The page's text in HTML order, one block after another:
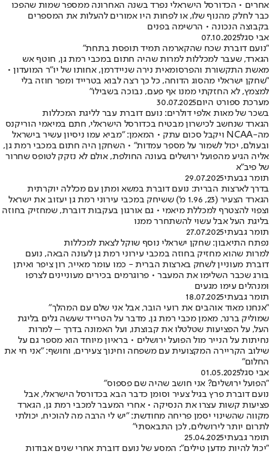
אחרים • הכדורסל הישראלי נפרד בשנה האחרונה ממספר שמות שהפכו
כבר לחלק מהנוף שלו, או לפחות היו אמורים להעלות את המספרים
בקבוצה הנכונה • הרשימה בפנים
אבי סגל07.10.2025
"נועם דוברת שכח שהקארמה תמיד תופסת בתחת"
הגארד, שעבר למכללות למרות שהיה חתום במכבי רמת גן, חוטף אש
מאשת התקשורת והפרסומאית נירה שניידרמן, אחותו של יו"ר המועדון •
"שחקן ישראלי מהסוג הדוחה, כל כך רצה לבוא בטרייד ומפר חוזה בלי
למצמץ, לא החזקתי ממנו אף פעם, נבוכה בשבילו"
מערכת ספורט היום30.07.2025
בשכר של מאות אלפי דולרים: נועם דוברת עבר לליגת המכללות
הגארד שנחשב לכישרון מבטיח בכדורסל הישראלי, חתם במיאמי הוריקנס
מה-NCAA ויקבל סכום עתק • המאמן: "מביא עמו ניסיון עשיר בישראל
ובעולם, יכול לשמור על מספר עמדות" • השחקן היה חתום במכבי רמת גן,
אליה הגיע מהפועל ירושלים בעונה החולפת, אולם לא נזקק לטופס שחרור
של פיב"א
תומר גבעתי29.07.2025
בדרך לארצות הברית: נועם דוברת במשא ומתן עם מכללה יוקרתית
הגארד הצעיר (23, 1.96 מ') ששיחק במכבי עירוני רמת גן יעזוב את ישראל
וצפוי להצטרף למכללת מיאמי • גם אורגון בעקבות דוברת, שמחזיק בחוזה
בליגת העל אבל עשוי להשתחרר ממנו
תומר גבעתי27.07.2025
נפתח התיאבון: שחקן ישראלי נוסף שוקל לצאת למכללות
למרות שהוא מחזיק בחוזה במכבי עירוני רמת גן לעונה הבאה, נועם
דוברת מעוניין לשחק בארצות הברית - כמו עומר מאייר, רון ציפר ואיתן
בורג שכבר השלימו את המעבר • פרוגרמים בכירים מעוניינים לצרפו
ומנהלים עימו מגעים
תומר גבעתי18.07.2025
"אנחנו מאוד אוהבים את רועי הובר, אבל אני שלם עם המהלך"
שמוליק ברנר, מאמן מכבי רמת גן, מדבר על הטרייד שעשה גלים בליגת
העל, על הפציעות שטלטלו את קבוצתו, ועל האמונה בדרך – למרות
נחיתות על הנייר מול הפועל ירושלים • בראיון מיוחד הוא מספר גם על
שילוב הקריירה המקצועית עם משפחה וחינוך צעירים, וחושף: "אני חי את
החלום"
אבי סגל01.05.2025
"הפועל ירושלים? אני חושב שהיה שם פספוס"
נועם דוברת פרץ בגיל צעיר וסומן כדבר הבא בכדורסל הישראלי, אבל
פציעות קשות עצרו את הנסיקה • אחרי המעבר למכבי רמת גן, הגארד
מקווה שהשינוי יסמן פריחה מחודשת: "יש לי הרבה מה להוכיח, יכולתי
לתרום יותר לירושלים, לכן התבאסתי"
תומר גבעתי25.04.2025
"יכול להיות מדען טילים": המסע של נועם דוברת אחרי שנים אבודות